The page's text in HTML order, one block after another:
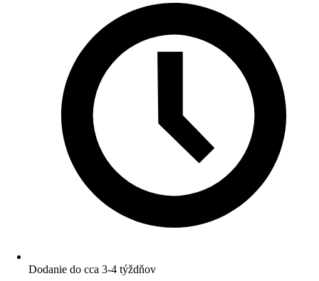
Dodanie do cca 3-4 týždňov